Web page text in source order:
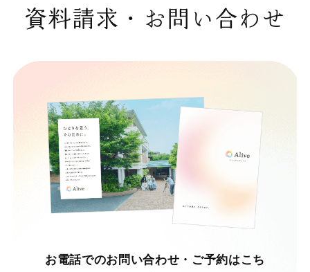
資料請求・お問い合わせ
お電話でのお問い合わせ・ご予約はこち